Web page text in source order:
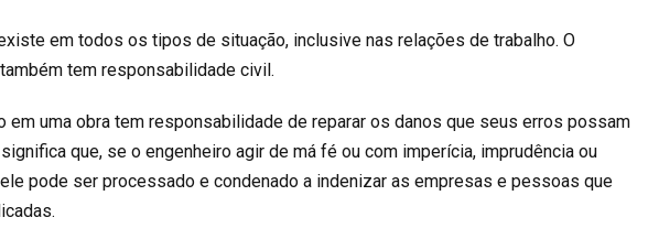
em todos os tipos de situação, inclusive nas relações de trabalho. O
tem responsabilidade civil.
em uma obra tem responsabilidade de reparar os danos que seus erros possam
que, se o engenheiro agir de má fé ou com imperícia, imprudência ou
pode ser processado e condenado a indenizar as empresas e pessoas que